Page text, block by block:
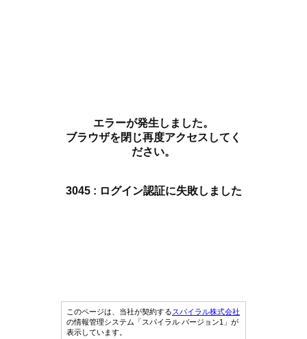
エラーが発生しました。
ブラウザを閉じ再度アクセスしてく
ださい。
3045 : ログイン認証に失敗しました
このページは、当社が契約するスパイラル株式会社
の情報管理システム「スパイラル バージョン1」が
表示しています。